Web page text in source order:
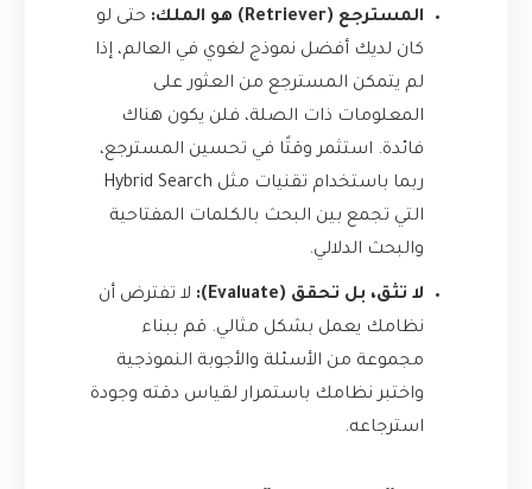
المسترجع (Retriever) هو الملك:
حتى لو
كان لديك أفضل نموذج لغوي في العالم، إذا
لم يتمكن المسترجع من العثور على
المعلومات ذات الصلة، فلن يكون هناك
فائدة. استثمر وقتًا في تحسين المسترجع،
ربما باستخدام تقنيات مثل Hybrid Search
التي تجمع بين البحث بالكلمات المفتاحية
والبحث الدلالي.
لا تثق، بل تحقق (Evaluate):
لا تفترض أن
نظامك يعمل بشكل مثالي. قم ببناء
مجموعة من الأسئلة والأجوبة النموذجية
واختبر نظامك باستمرار لقياس دقته وجودة
استرجاعه.